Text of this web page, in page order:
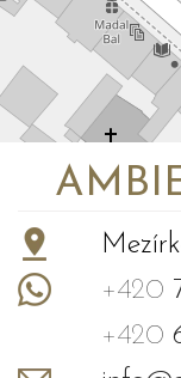
+420
+420